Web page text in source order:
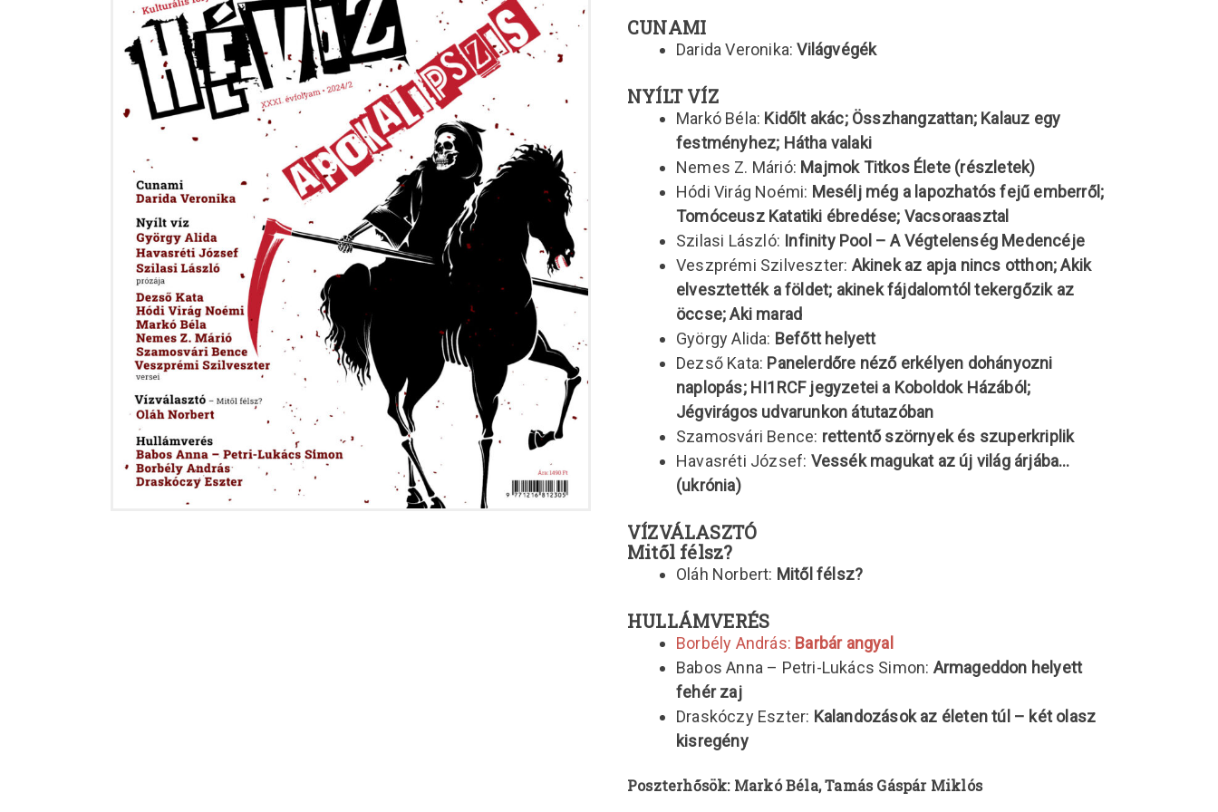
CUNAMI
Darida Veronika:Világvégék
NYÍLT VÍZ
Markó Béla: Kidőlt akác; Összhangzattan; Kalauz egy
festményhez; Hátha valaki
Nemes Z. Márió: Majmok Titkos Élete (részletek)
Hódi Virág Noémi: Mesélj még a lapozhatós fejű emberről;
Tomóceusz Katatiki ébredése; Vacsoraasztal
Szilasi László: Infinity Pool – A Végtelenség Medencéje
Veszprémi Szilveszter: Akinek az apja nincs otthon; Akik
elvesztették a földet; akinek fájdalomtól tekergőzik az
öccse; Aki marad
György Alida: Befőtt helyett
Dezső Kata: Panelerdőre néző erkélyen dohányozni
naplopás; HI1RCF jegyzetei a Koboldok Házából;
Jégvirágos udvarunkon átutazóban
Szamosvári Bence: rettentő szörnyek és szuperkriplik
Havasréti József: Vessék magukat az új világ árjába…
(ukrónia)
VÍZVÁLASZTÓ
Mitől félsz?
Oláh Norbert: Mitől félsz?
HULLÁMVERÉS
Borbély András: Barbár angyal
Babos Anna – Petri-Lukács Simon: Armageddon helyett
fehér zaj
Draskóczy Eszter: Kalandozások az életen túl – két olasz
kisregény
Poszterhősök: Markó Béla, Tamás Gáspár Miklós